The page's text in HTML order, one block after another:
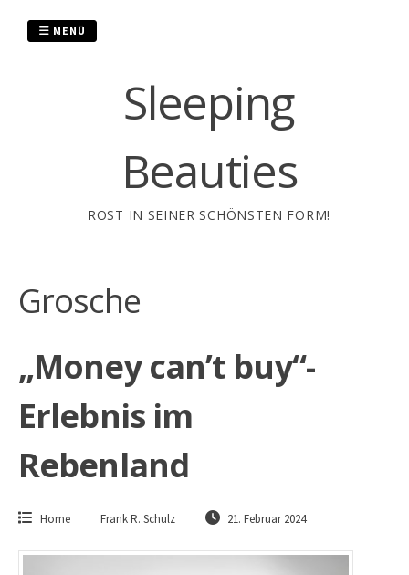
Sleeping
Beauties
ROST IN SEINER SCHÖNSTEN FORM!
MENÜ
Grosche
„Money can’t buy“-
Erlebnis im
Rebenland
Home Frank R. Schulz 21. Februar 2024